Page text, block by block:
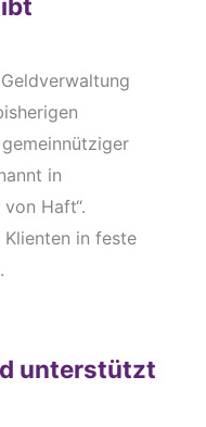
in
Haft“.
in feste
unterstützt